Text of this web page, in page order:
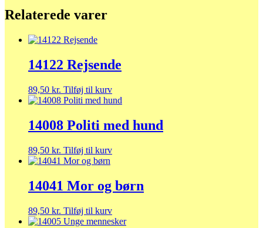
Relaterede varer
14122 Rejsende
89,50 kr. Tilføj til kurv
14008 Politi med hund
89,50 kr. Tilføj til kurv
14041 Mor og børn
89,50 kr. Tilføj til kurv